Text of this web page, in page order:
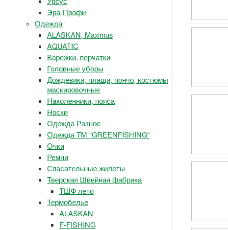
Эра-Профи
Одежда
ALASKAN, Maximus
AQUATIC
Варежки, перчатки
Головные уборы
Дождевики, плащи, пончо, костюмы
маскировочные
Наколенники, пояса
Носки
Одежда Разное
Одежда ТМ "GREENFISHING"
Очки
Ремни
Спасательные жилеты
Тверская Швейная фабрика
ТШФ лето
Термобелье
ALASKAN
F-FISHING